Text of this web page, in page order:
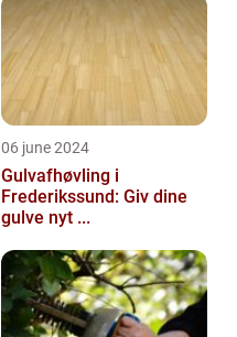
06 june 2024
Gulvafhøvling i
Frederikssund: Giv dine
gulve nyt ...